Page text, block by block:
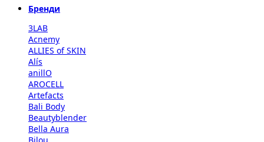
Бренди
3LAB
Acnemy
ALLIES of SKIN
Alís
anillO
AROCELL
Artefacts
Bali Body
Beautyblender
Bella Aura